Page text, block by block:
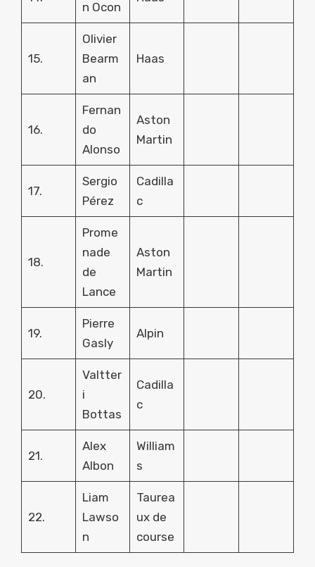
n Ocon
15.
Olivier
Bearm
an
Haas
16.
Fernan
do
Alonso
Aston
Martin
17.
Sergio
Pérez
Cadilla
c
18.
Prome
nade
de
Lance
Aston
Martin
19.
Pierre
Gasly
Alpin
20.
Valtter
i
Bottas
Cadilla
c
21.
Alex
Albon
William
s
22.
Liam
Lawso
n
Taurea
ux de
course